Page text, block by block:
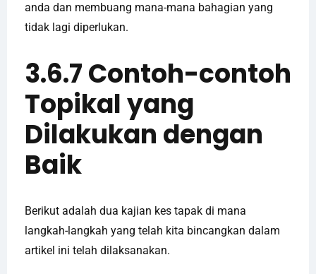
anda dan membuang mana-mana bahagian yang
tidak lagi diperlukan.
3.6.7 Contoh-contoh
Topikal yang
Dilakukan dengan
Baik
Berikut adalah dua kajian kes tapak di mana
langkah-langkah yang telah kita bincangkan dalam
artikel ini telah dilaksanakan.